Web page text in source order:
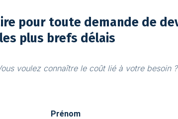
pour toute demande de
plus brefs délais
voulez connaître le coût lié à votre besoin ?
Prénom